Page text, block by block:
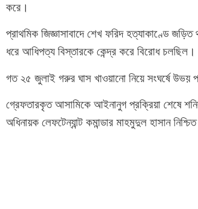
করে।
প্রাথমিক জিজ্ঞাসাবাদে শেখ ফরিদ হত্যাকাণ্ডে
ধরে আধিপত্য বিস্তারকে কেন্দ্র করে বিরোধ চলছিল।
গত ২৫ জুলাই গরুর ঘাস খাওয়ানো নিয়ে সংঘর্ষে
গ্রেফতারকৃত আসামিকে আইনানুগ প্রক্রিয়া শেষে
অধিনায়ক লেফটেন্যান্ট কমান্ডার মাহমুদুল হাসান